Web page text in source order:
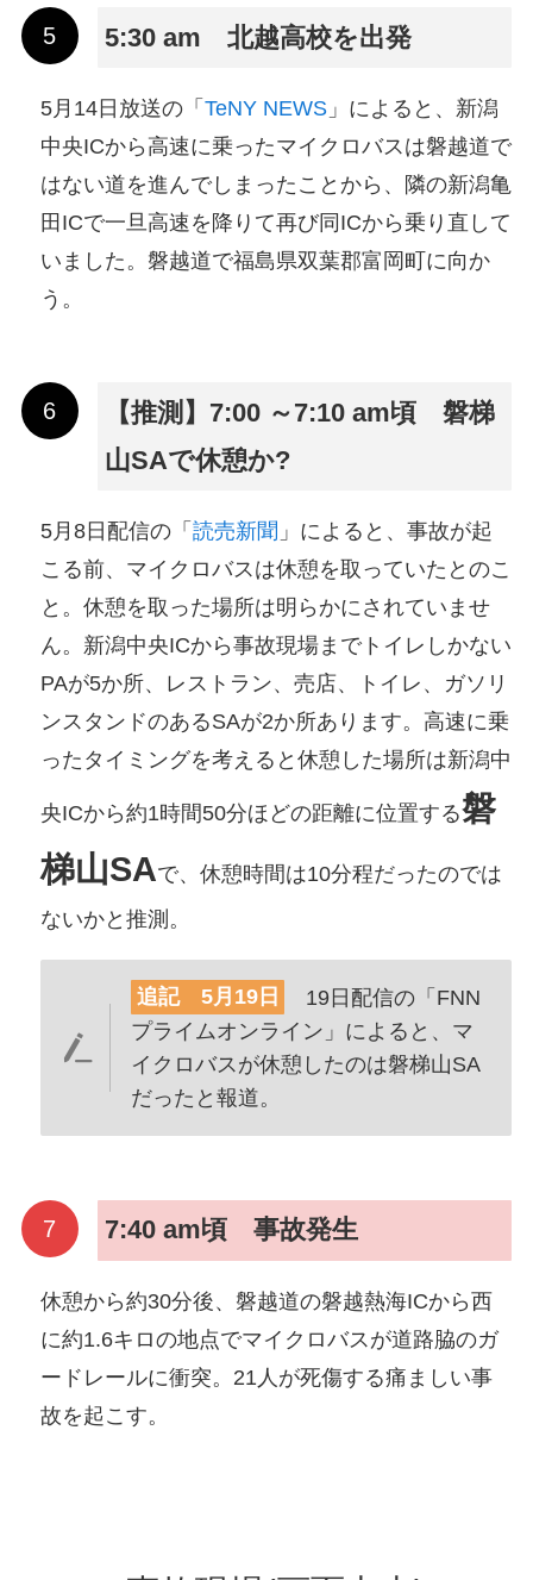
5:30 am 北越高校を出発
5月14日放送の「 TeNY NEWS」によると、新潟
中央ICから高速に乗ったマイクロバスは磐越道で
はない道を進んでしまったことから、隣の新潟亀
田ICで一旦高速を降りて再び同ICから乗り直して
いました。磐越道で福島県双葉郡富岡町に向か
う。
【推測】7:00 ～7:10 am頃 磐梯
山SAで休憩か?
5月8日配信の「 読売新聞 」によると、事故が起
こる前、マイクロバスは休憩を取っていたとのこ
と。休憩を取った場所は明らかにされていませ
ん。新潟中央ICから事故現場までトイレしかない
PAが5か所、レストラン、売店、トイレ、ガソリ
ンスタンドのあるSAが2か所あります。高速に乗
ったタイミングを考えると休憩した場所は新潟中
央ICから約1時間50分ほどの距離に位置する磐
梯山SAで、休憩時間は10分程だったのでは
ないかと推測。
追記 5月19日
19日配信の「FNN
プライムオンライン」によると、マ
イクロバスが休憩したのは磐梯山SA
だったと報道。
7:40 am頃 事故発生
休憩から約30分後、磐越道の磐越熱海ICから西
に約1.6キロの地点でマイクロバスが道路脇のガ
ードレールに衝突。21人が死傷する痛ましい事
故を起こす。